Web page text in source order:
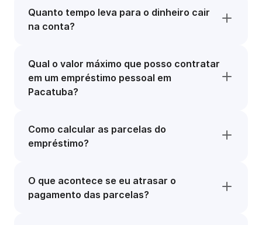
Quanto tempo leva para o dinheiro cair
na conta?
Qual o valor máximo que posso contratar
em um empréstimo pessoal em
Pacatuba?
Como calcular as parcelas do
empréstimo?
O que acontece se eu atrasar o
pagamento das parcelas?